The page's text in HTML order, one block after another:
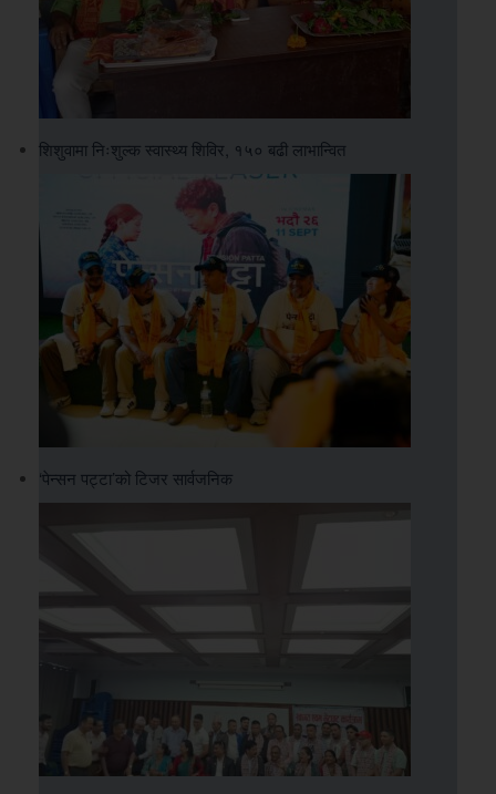
शिशुवामा निःशुल्क स्वास्थ्य शिविर, १५० बढी लाभान्वित
‘पेन्सन पट्टा’को टिजर सार्वजनिक